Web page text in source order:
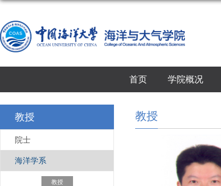
首页 学院概况
教授
院士
海洋学系
教授
教授